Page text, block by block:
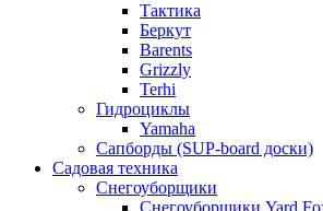
Тактика
Беркут
Barents
Grizzly
Terhi
Гидроциклы
Yamaha
Сапборды (SUP-board доски)
Садовая техника
Снегоуборщики
Снегоуборщики Yard